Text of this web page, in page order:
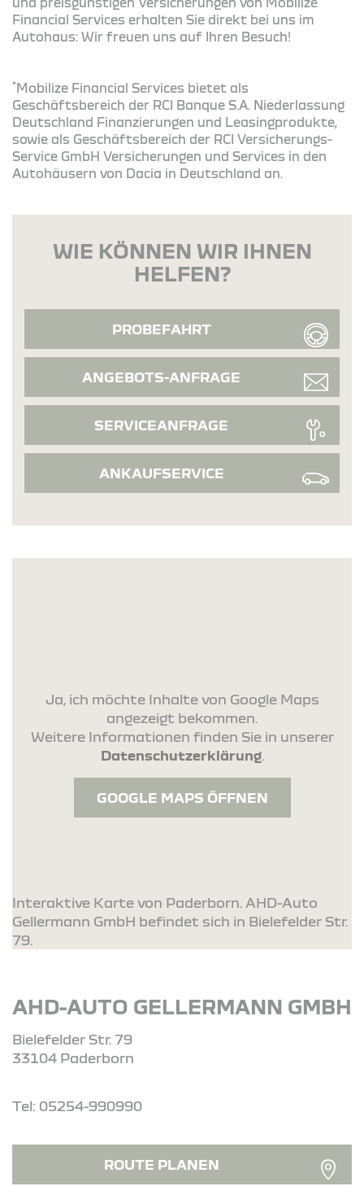
Financial Services erhalten Sie direkt bei uns im
Autohaus: Wir freuen uns auf Ihren Besuch!
*Mobilize Financial Services bietet als
Geschäftsbereich der RCI Banque S.A. Niederlassung
Deutschland Finanzierungen und Leasingprodukte,
sowie als Geschäftsbereich der RCI Versicherungs-
Service GmbH Versicherungen und Services in den
Autohäusern von Dacia in Deutschland an.
WIE KÖNNEN WIR IHNEN
HELFEN?
PROBEFAHRT
ANGEBOTS-ANFRAGE
SERVICEANFRAGE
ANKAUFSERVICE
Ja, ich möchte Inhalte von Google Maps
angezeigt bekommen.
Weitere Informationen finden Sie in unserer
Datenschutzerklärung.
GOOGLE MAPS ÖFFNEN
Interaktive Karte von Paderborn. AHD-Auto
Gellermann GmbH befindet sich in Bielefelder Str.
79.
AHD-AUTO GELLERMANN GMBH
Bielefelder Str. 79
33104 Paderborn
Tel: 05254-990990
ROUTE PLANEN